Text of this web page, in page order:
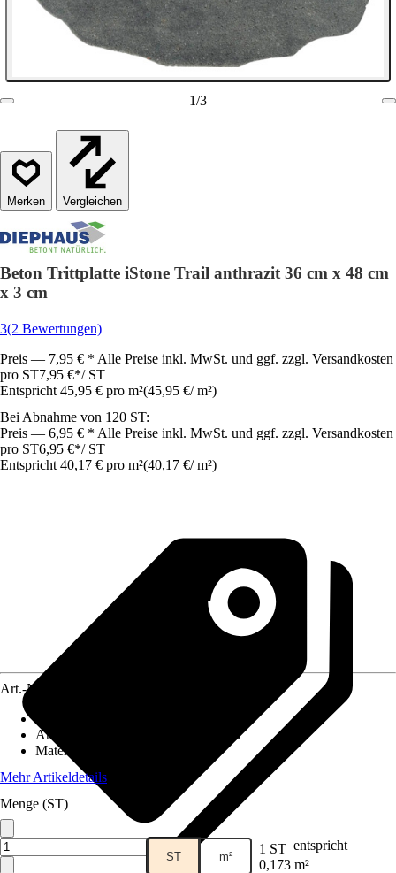
1/3
Vergleichen
Beton Trittplatte iStone Trail anthrazit 36 cm x 48 cm
x 3 cm
3(2 Bewertungen)
Preis — 7,95 € * Alle Preise inkl. MwSt. und ggf. zzgl. Versandkosten
pro ST7,95 €*/ ST
Entspricht 45,95 € pro m²(45,95 €/ m²)
Bei Abnahme von 120 ST:
Preis — 6,95 € * Alle Preise inkl. MwSt. und ggf. zzgl. Versandkosten
pro ST6,95 €*/ ST
Entspricht 40,17 € pro m²(40,17 €/ m²)
Art.-Nr.
Anwendungsbereich
Boden, Garten
Material
Mehr Artikeldetails
Menge (ST)
ST m² 1 ST entspricht
0,173 m²